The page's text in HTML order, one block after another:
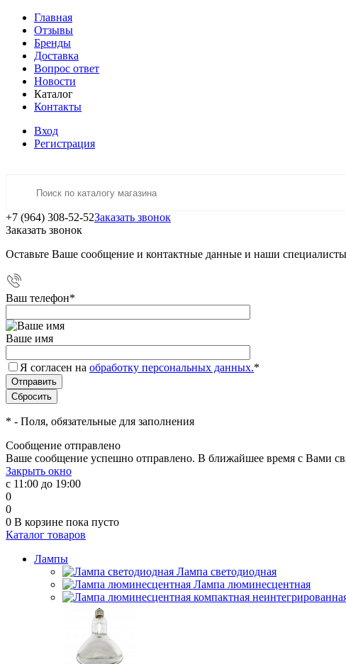
Главная
Отзывы
Бренды
Доставка
Вопрос ответ
Новости
Каталог
Контакты
Вход
Регистрация
+7 (964) 308-52-52Заказать звонок
Заказать звонок
Оставьте Ваше сообщение и контактные данные и наши
Ваш телефон*
Ваше имя
Я согласен на обработку персональных данных.*
* - Поля, обязательные для заполнения
Сообщение отправлено
Ваше сообщение успешно отправлено. В ближайшее время с Вами
Закрыть окно
с 11:00 до 19:00
0
0
0 В корзине пока пусто
Каталог товаров
Лампы
Лампа светодиодная
Лампа люминесцентная